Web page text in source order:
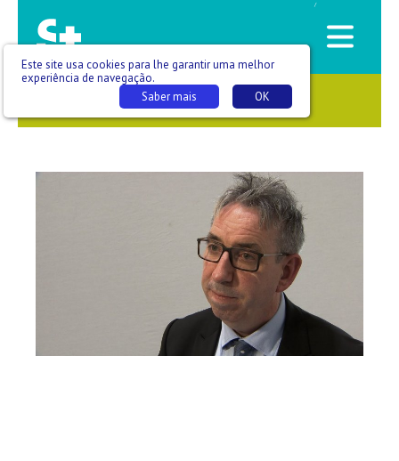
/
SAÚDE QUE SE VÊ
Este site usa cookies para lhe garantir uma melhor
experiência de navegação.
OK
Saber mais